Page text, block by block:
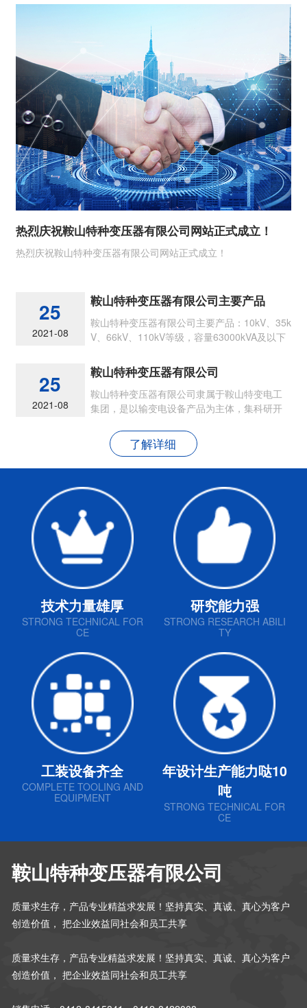
热烈庆祝鞍山特种变压器有限公司网站正式成立！
热烈庆祝鞍山特种变压器有限公司网站正式成立！
25
2021-08
鞍山特种变压器有限公司主要产品
鞍山特种变压器有限公司主要产品：10kV、35k
V、66kV、110kV等级，容量63000kVA及以下
25
2021-08
鞍山特种变压器有限公司
鞍山特种变压器有限公司隶属于鞍山特变电工
集团，是以输变电设备产品为主体，集科研开
了解详细
技术力量雄厚
STRONG TECHNICAL FOR
CE
研究能力强
STRONG RESEARCH ABILI
TY
工装设备齐全
COMPLETE TOOLING AND
EQUIPMENT
年设计生产能力哒10
吨
STRONG TECHNICAL FOR
CE
鞍山特种变压器有限公司
质量求生存，产品专业精益求发展！坚持真实、真诚、真心为客户
创造价值， 把企业效益同社会和员工共享
质量求生存，产品专业精益求发展！坚持真实、真诚、真心为客户
创造价值， 把企业效益同社会和员工共享